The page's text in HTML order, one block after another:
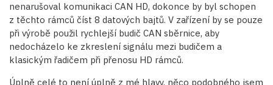
nenarušoval komunikaci CAN HD, dokonce by byl schopen
z těchto rámců číst 8 datových bajtů. V zařízení by se pouze
při výrobě použil rychlejší budič CAN sběrnice, aby
nedocházelo ke zkreslení signálu mezi budičem a
klasickým řadičem při přenosu HD rámců.
Úplně celé to není úplně z mé hlavy, něco podobného jsem